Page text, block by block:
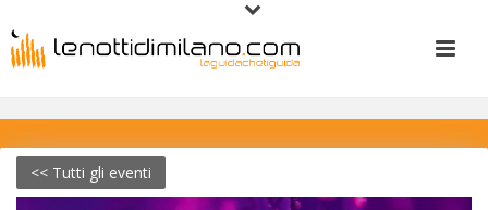
<< Tutti gli eventi